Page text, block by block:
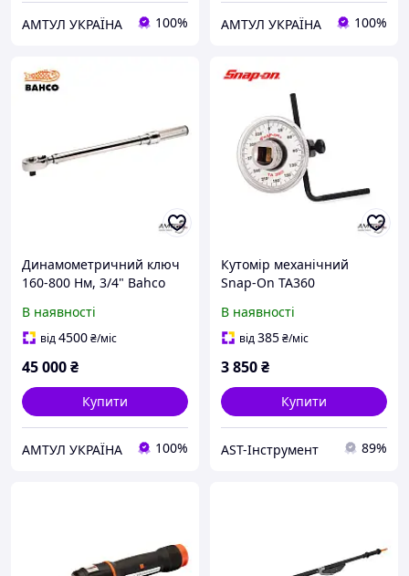
АМТУЛ УКРАЇНА 100% АМТУЛ УКРАЇНА 100%
Динамометричний ключ
160-800 Нм, 3/4" Bahco
В наявності
від4500₴/міс
45 000₴
Купити
АМТУЛ УКРАЇНА 100%
Кутомір механічний
Snap-On TA360
В наявності
від385₴/міс
3 850₴
Купити
AST-Інструмент 89%